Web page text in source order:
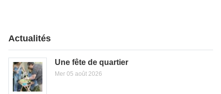
Actualités
Une fête de quartier
Mer 05 août 2026